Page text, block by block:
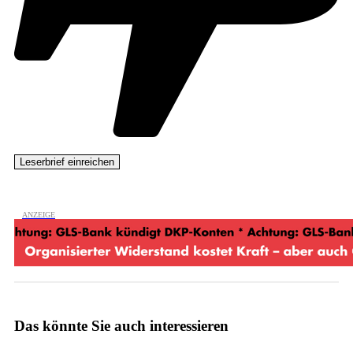
Das könnte Sie auch interessieren